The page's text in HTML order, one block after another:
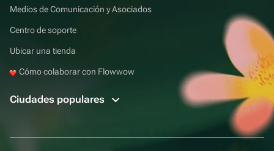
Medios de Comunicación y Asociados
Centro de soporte
Ubicar una tienda
Cómo colaborar con Flowwow
Ciudades populares